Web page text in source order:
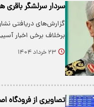
سردار سرلشگر
گزارش‌های دریافتی
برخلاف برخی اخبار
۲۳ خرداد ۱۴۰۴
تصاویری از فرودگاه